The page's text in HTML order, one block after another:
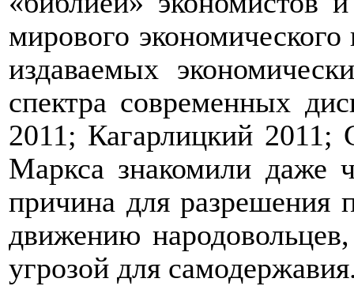
мирового
издаваемых
спектра современных
2011; Кагарлицкий
Маркса знакомили даже
причина для разрешения
движению
угрозой для